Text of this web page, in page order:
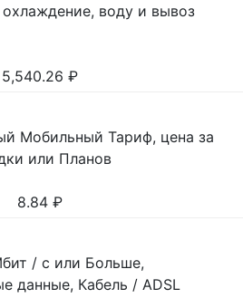
воду и вывоз
5,540.26 ₽
Мобильный Тариф, цена за
или Планов
8.84 ₽
/ с или Больше,
данные, Кабель / ADSL